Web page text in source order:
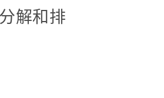
解和排